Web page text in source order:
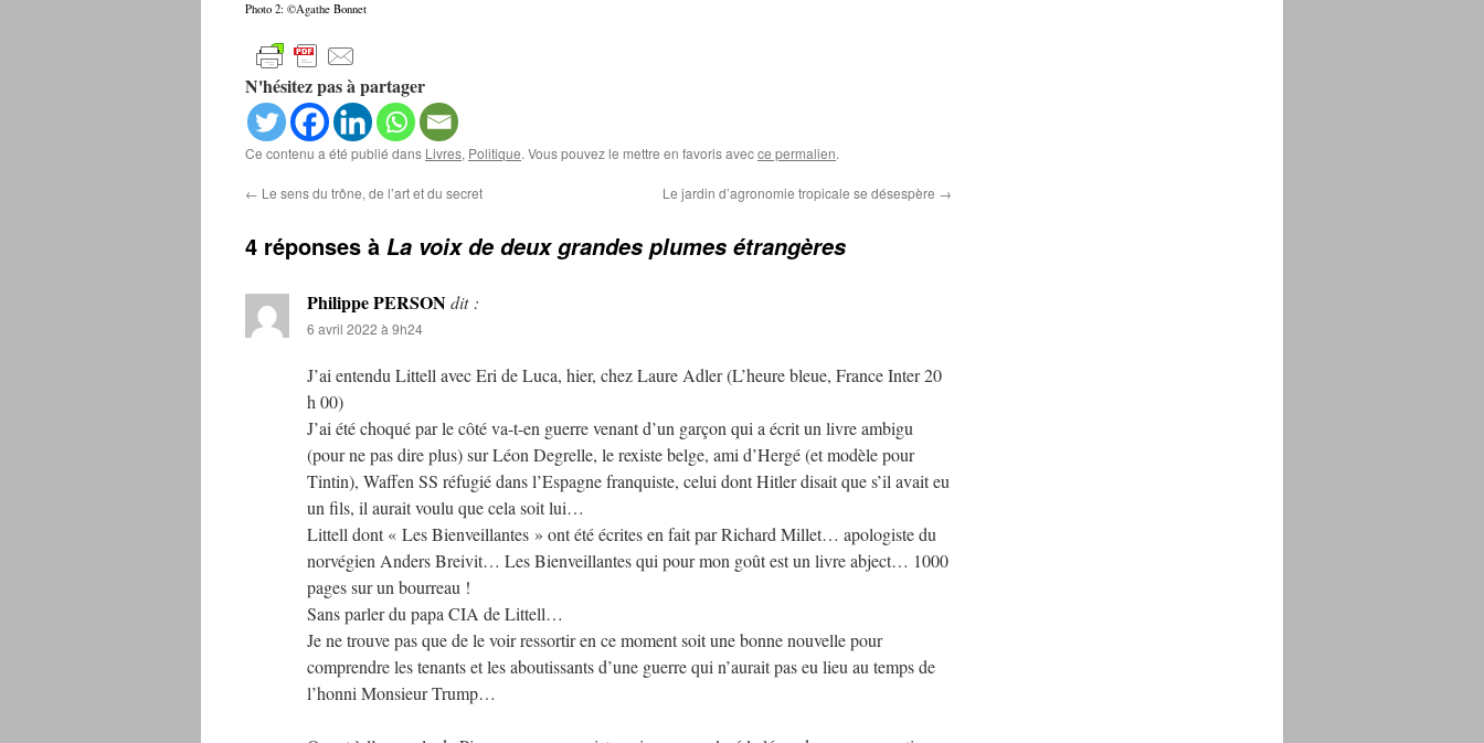
Photo 2: ©Agathe Bonnet
N'hésitez pas à partager
Ce contenu a été publié dans Livres, Politique. Vous pouvez le mettre en favoris avecce permalien.
← Le sens du trône, de l’art et du secret Le jardin d’agronomie tropicale se désespère →
4 réponses à La voix de deux grandes plumes étrangères
Philippe PERSONdit :
6 avril 2022 à 9h24
J’ai entendu Littell avec Eri de Luca, hier, chez Laure Adler (L’heure bleue, France Inter 20
h 00)
J’ai été choqué par le côté va-t-en guerre venant d’un garçon qui a écrit un livre ambigu
(pour ne pas dire plus) sur Léon Degrelle, le rexiste belge, ami d’Hergé (et modèle pour
Tintin), Waffen SS réfugié dans l’Espagne franquiste, celui dont Hitler disait que s’il avait eu
un fils, il aurait voulu que cela soit lui…
Littell dont « Les Bienveillantes » ont été écrites en fait par Richard Millet… apologiste du
norvégien Anders Breivit… Les Bienveillantes qui pour mon goût est un livre abject… 1000
pages sur un bourreau !
Sans parler du papa CIA de Littell…
Je ne trouve pas que de le voir ressortir en ce moment soit une bonne nouvelle pour
comprendre les tenants et les aboutissants d’une guerre qui n’aurait pas eu lieu au temps de
l’honni Monsieur Trump…